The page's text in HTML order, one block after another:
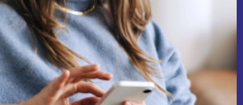
Zaregistrovať sa
osobných údajov nájdete v našich
osobných údajov.